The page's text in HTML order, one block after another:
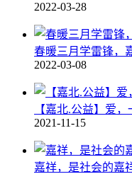
2022-03-28
春暖三月学雷锋，
2022-03-08
【嘉北.公益】爱
2021-11-15
嘉祥，是社会的